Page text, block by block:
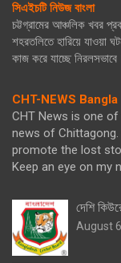
সিএইচটি নিউজ বাংলা
চট্টগ্রামের আঞ্চলিক খবর
শহরতলিতে হারিয়ে যাওয়া
কাজ করে যাচ্ছে
CHT-NEWS Bangla
CHT News is one
news of
promote the lost
Keep an eye on my
দেশি
August